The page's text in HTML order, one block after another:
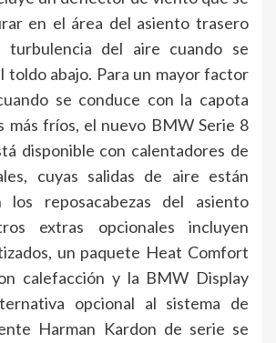
en el área del asiento trasero
turbulencia del aire cuando se
toldo abajo. Para un mayor factor
se conduce con la capota
más fríos, el nuevo BMW Serie 8
disponible con calentadores de
cuyas salidas de aire están
los reposacabezas del asiento
extras opcionales incluyen
un paquete Heat Comfort
calefacción y la BMW Display
opcional al sistema de
Harman Kardon de serie se